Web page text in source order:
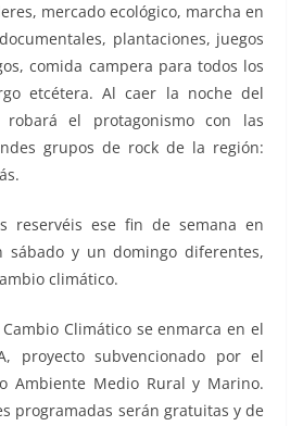
mercado ecológico, marcha en
plantaciones, juegos
comida campera para todos los
etcétera. Al caer la noche del
el protagonismo con las
grupos de rock de la región:
reservéis ese fin de semana en
sábado y un domingo diferentes,
climático.
Climático se enmarca en el
proyecto subvencionado por el
Ambiente Medio Rural y Marino.
programadas serán gratuitas y de